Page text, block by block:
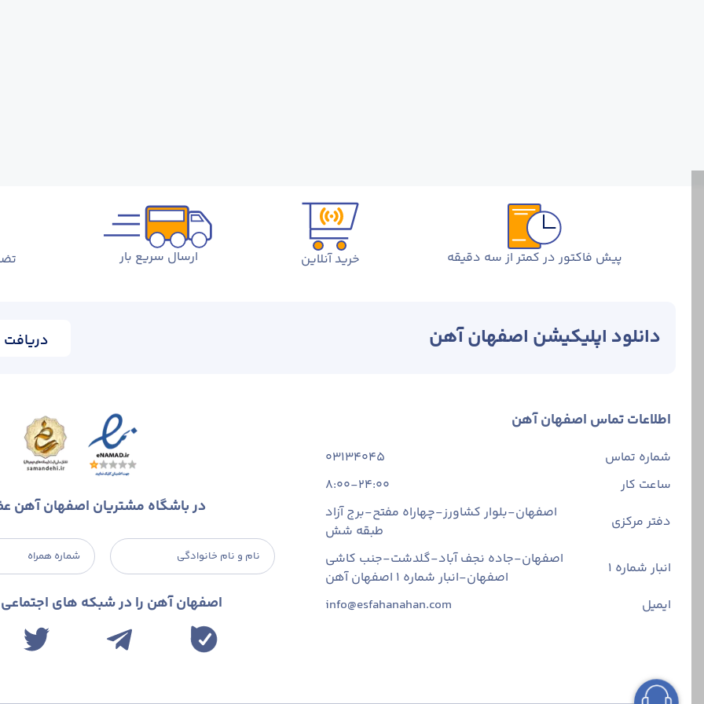
پیش فاکتور در کمتر از سه دقیقه خرید آنلاین ارسال سریع بار
دانلود اپلیکیشن اصفهان آهن دریافت
اطلاعات تماس اصفهان آهن
شماره تماس
03134045
ساعت کار
8:00-24:00
دفتر مرکزی
اصفهان-بلوار کشاورز-چهاراه مفتح-برج آزاد
طبقه شش
انبار شماره 1
اصفهان-جاده نجف آباد-گلدشت-جنب کاشی
اصفهان-انبار شماره ۱ اصفهان آهن
ایمیل
info@esfahanahan.com
در باشگاه مشتریان اصفهان آهن
نام و نام خانوادگی شماره همراه
اصفهان آهن را در شبکه های اجتماعی